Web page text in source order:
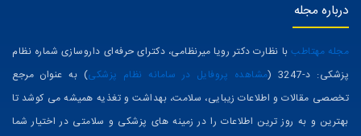
درباره مجله
مجله مهتاطببا نظارت دکتر رویا میرنظامی، دکترای حرفه‌ای داروسازی شماره نظام
پزشکی: د-3247 (
مشاهده پروفایل در سامانه نظام پزشکی) به عنوان مرجع
تخصصی مقالات و اطلاعات زیبایی، سلامت، بهداشت و تغذیه همیشه می کوشد تا
بهترین و به روز ترین اطلاعات را در زمینه های پزشکی و سلامتی در اختیار شما